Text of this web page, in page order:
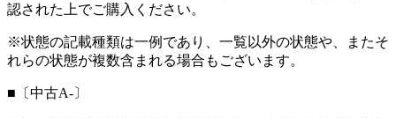
認された上でご購入ください。
※状態の記載種類は一例であり、一覧以外の状態や、またそ
れらの状態が複数含まれる場合もございます。
■〔中古A-〕